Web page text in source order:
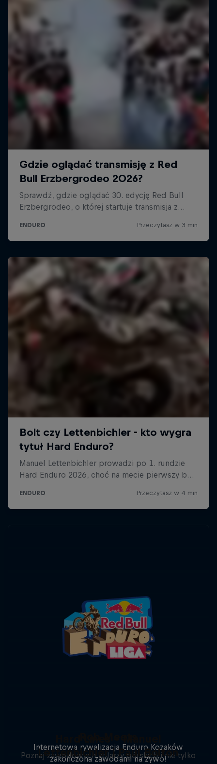
Internetowa rywalizacja Enduro Kozaków
zakończona zawodami na żywo!
Poznaj zawodowych kolarzy górskich i nie tylko
Lettenbichler i Paul Bolton